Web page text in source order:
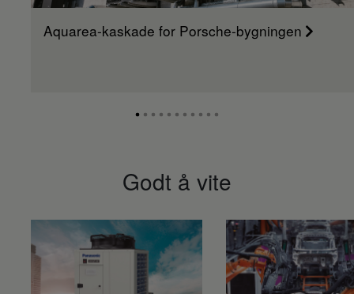
Aquarea-kaskade for Porsche-bygningen
Godt å vite